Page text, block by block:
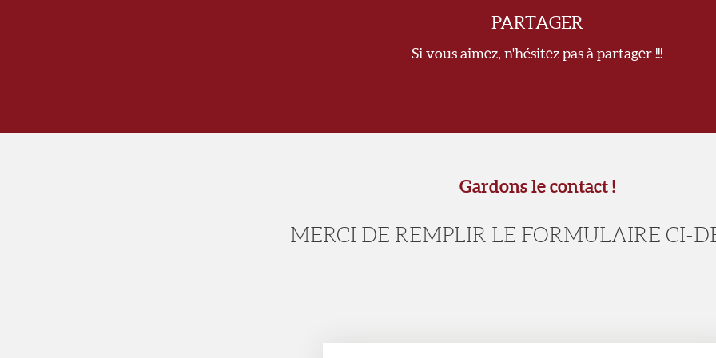
PARTAGER
Si vous aimez, n'hésitez pas à partager !!!
Gardons le contact !
MERCI DE REMPLIR LE FORMULAIRE CI-